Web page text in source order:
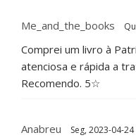
Me_and_the_books
Comprei um livro à
atenciosa e rápida a
Recomendo. 5☆
Anabreu Seg, 2023-04-